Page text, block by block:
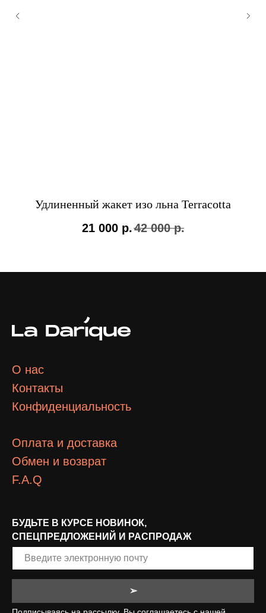
Удлиненный жакет изо льна Terracotta
21 000 р.42 000 р.
О нас
Контакты
Конфиденциальность
Оплата и доставка
Обмен и возврат
F.A.Q
БУДЬТЕ В КУРСЕ НОВИНОК,
СПЕЦПРЕДЛОЖЕНИЙ И РАСПРОДАЖ
➢